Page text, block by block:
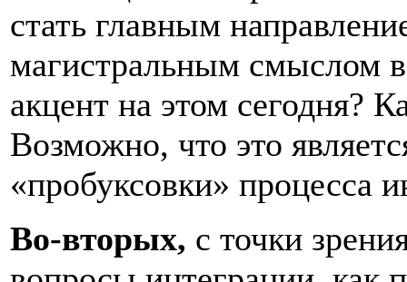
стать главным
магистральным смыслом
акцент на этом сегодня?
Возможно, что это
«пробуксовки» процесса
Во-вторых, с точки